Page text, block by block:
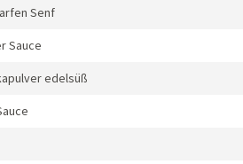
Senf
Sauce
edelsüß